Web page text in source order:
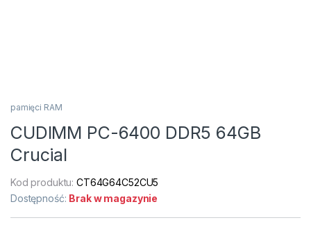
pamięci RAM
CUDIMM PC-6400 DDR5 64GB
Crucial
Kod produktu:CT64G64C52CU5
Dostępność: Brak w magazynie